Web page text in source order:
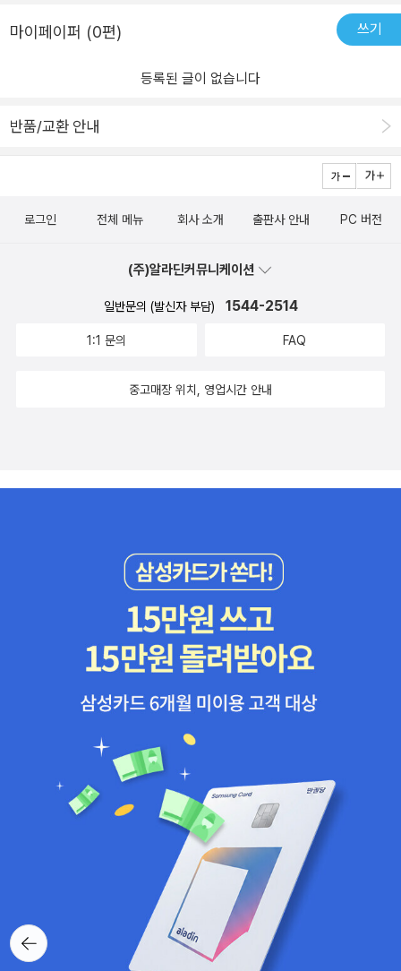
마이페이퍼 (0편) 쓰기
등록된 글이 없습니다
반품/교환 안내
뒤로가
기
로그인 전체 메뉴 회사 소개 출판사 안내 PC 버전
(주)알라딘커뮤니케이션
일반문의 (발신자 부담) 1544-2514
1:1 문의 FAQ
중고매장 위치, 영업시간 안내